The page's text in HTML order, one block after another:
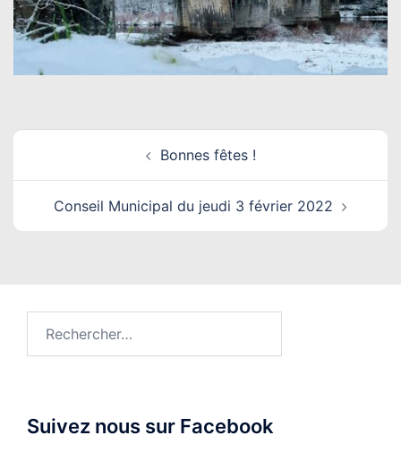
Navigation
Bonnes fêtes !
Conseil Municipal du jeudi 3 février 2022
Suivez nous sur Facebook